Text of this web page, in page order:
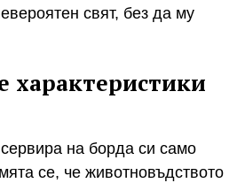
свят, без да му
характеристики
на борда си само
се, че животновъдството